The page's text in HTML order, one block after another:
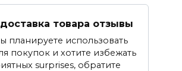
товара отзывы
планируете использовать
покупок и хотите избежать
surprises, обратите